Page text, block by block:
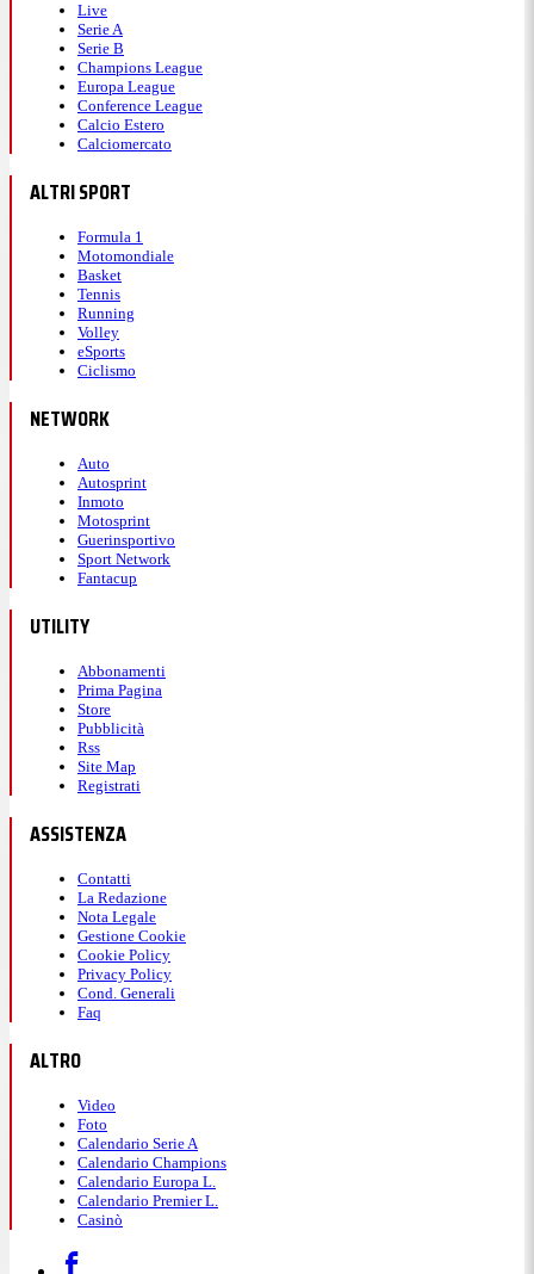
Live
Serie A
Serie B
Champions League
Europa League
Conference League
Calcio Estero
Calciomercato
ALTRI SPORT
Formula 1
Motomondiale
Basket
Tennis
Running
Volley
eSports
Ciclismo
NETWORK
Auto
Autosprint
Inmoto
Motosprint
Guerinsportivo
Sport Network
Fantacup
UTILITY
Abbonamenti
Prima Pagina
Store
Pubblicità
Rss
Site Map
Registrati
ASSISTENZA
Contatti
La Redazione
Nota Legale
Gestione Cookie
Cookie Policy
Privacy Policy
Cond. Generali
Faq
ALTRO
Video
Foto
Calendario Serie A
Calendario Champions
Calendario Europa L.
Calendario Premier L.
Casinò